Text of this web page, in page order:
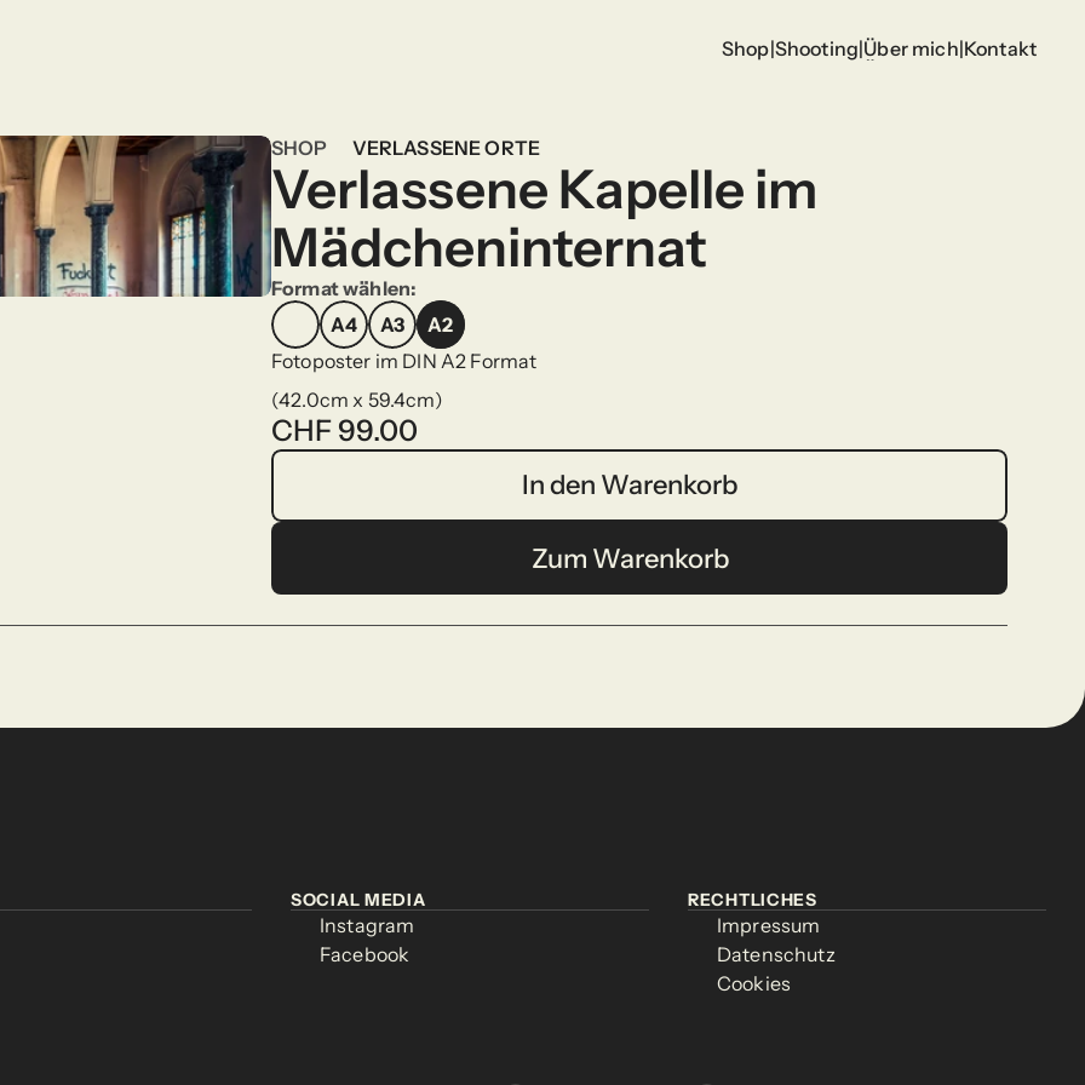
Shop|Shooting|Über mich|Kontakt
SHOP
SHOP
VERLASSENE ORTE
Verlassene Kapelle im
Mädcheninternat
Format wählen:
A4
A4
A3
A3
A2
A2
Fotoposter im DIN A2 Format
(42.0cm x 59.4cm)
CHF 99.00
In den Warenkorb
In den Warenkorb
Zum Warenkorb
Zum Warenkorb
SOCIAL MEDIA
Instagram
Instagram
Facebook
RECHTLICHES
Impressum
Impressum
Datenschutz
Datenschutz
SOCIAL MEDIA
Instagram
Instagram
Facebook
RECHTLICHES
Impressum
Impressum
Datenschutz
Datenschutz
Cookies